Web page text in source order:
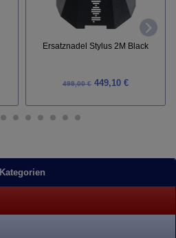
Kategorien
Ersatznadel Stylus 2M Black
499,00 € 449,10 €